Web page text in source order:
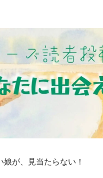
九州
・境港「ゲゲゲの妖怪楽園」
館TOY PARKへ急げ【8／8～
が、見当たらない！